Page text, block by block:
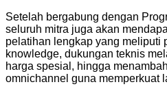
Setelah bergabung dengan
seluruh mitra juga akan
pelatihan lengkap yang meliputi
knowledge, dukungan teknis
harga spesial, hingga
omnichannel guna memperkuat